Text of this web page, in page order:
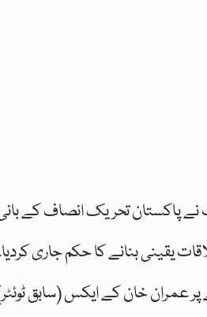
نے پاکستان تحریک انصاف
یقینی بنانے کا حکم جاری
عمران خان کے ایکس (سابق